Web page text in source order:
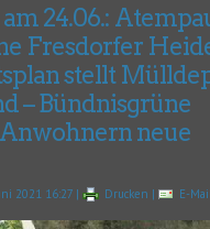
24.06.:
Fresdorfer
stellt
– Bündnisgrüne
neue
2021 16:27 | Drucken | E-